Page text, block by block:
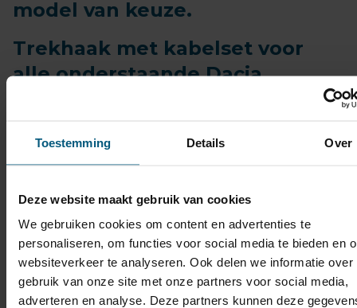
Toestemming Details Over
Deze website maakt gebruik van cookies
We gebruiken cookies om content en advertenties te
personaliseren, om functies voor social media te bieden en
websiteverkeer te analyseren. Ook delen we informatie over
gebruik van onze site met onze partners voor social media,
adverteren en analyse. Deze partners kunnen deze
model van keuze.
Trekhaak met kabelset voor
alle onderstaande Dacia
Trekhaak Dacia Bigster met
bijpassende kabelset
Trekhaak Dacia Dokker met
bijpassende kabelset